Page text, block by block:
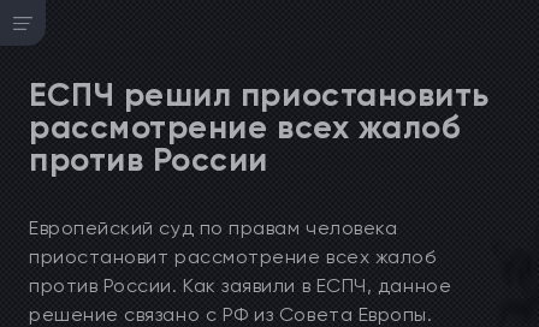
ЕСПЧ решил приостановить
рассмотрение всех жалоб
против России
Европейский суд по правам человека
приостановит рассмотрение всех жалоб
против России. Как заявили в ЕСПЧ, данное
решение связано с РФ из Совета Европы.